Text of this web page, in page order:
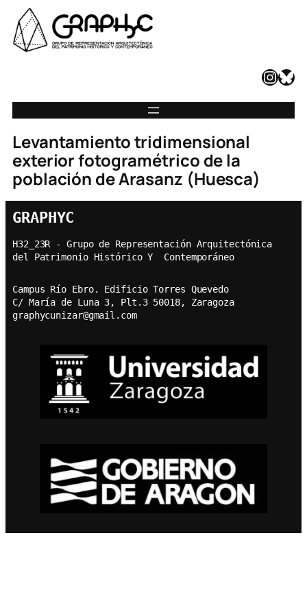
InstagramBluesky
Levantamiento tridimensional
exterior fotogramétrico de la
población de Arasanz (Huesca)
GRAPHYC
H32_23R - Grupo de Representación Arquitectónica
del Patrimonio Histórico Y  Contemporáneo
Campus Río Ebro. Edificio Torres Quevedo
C/ María de Luna 3, Plt.3 50018, Zaragoza
graphycunizar@gmail.com